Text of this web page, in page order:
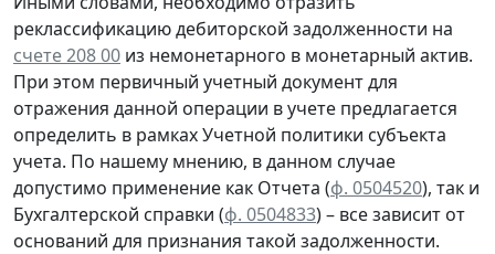
реклассификацию дебиторской задолженности на
счете 208 00 из немонетарного в монетарный актив.
При этом первичный учетный документ для
отражения данной операции в учете предлагается
определить в рамках Учетной политики субъекта
учета. По нашему мнению, в данном случае
допустимо применение как Отчета (ф. 0504520), так и
Бухгалтерской справки (ф. 0504833) – все зависит от
оснований для признания такой задолженности.